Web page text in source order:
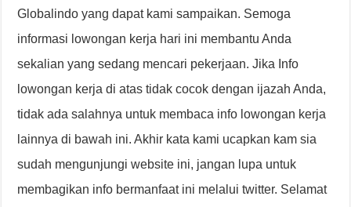
Globalindo yang dapat kami sampaikan. Semoga
informasi lowongan kerja hari ini membantu Anda
sekalian yang sedang mencari pekerjaan. Jika Info
lowongan kerja di atas tidak cocok dengan ijazah Anda,
tidak ada salahnya untuk membaca info lowongan kerja
lainnya di bawah ini. Akhir kata kami ucapkan kam sia
sudah mengunjungi website ini, jangan lupa untuk
membagikan info bermanfaat ini melalui twitter. Selamat